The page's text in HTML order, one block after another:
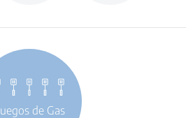
de Gas